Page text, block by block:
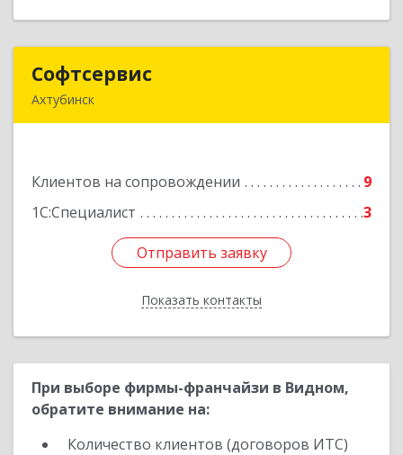
Софтсервис
Ахтубинск
Клиентов на сопровождении
9
1С:Специалист
3
Отправить заявку
Показать контакты
Подробнее
Отправить заявку
Назад
При выборе фирмы-франчайзи в Видном,
обратите внимание на:
Количество клиентов (договоров ИТС)